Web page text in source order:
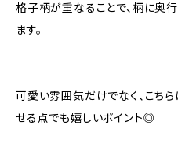
格子柄が重なることで、柄に奥
ます。
可愛い雰囲気だけでなく、こち
せる点でも嬉しいポイント◎